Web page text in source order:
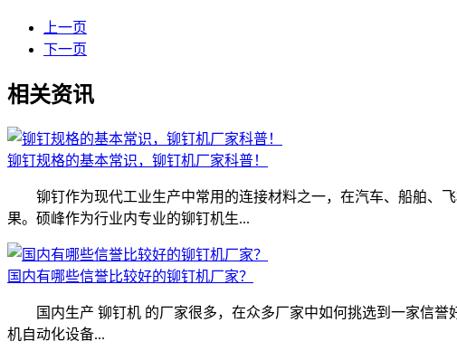
上一页
下一页
相关资讯
铆钉规格的基本常识，铆钉机厂家科普！
铆钉作为现代工业生产中常用的连接材料之一，在汽车、船舶、飞
果。硕峰作为行业内专业的铆钉机生...
国内有哪些信誉比较好的铆钉机厂家？
国内生产 铆钉机 的厂家很多，在众多厂家中如何挑选到一家信
机自动化设备...